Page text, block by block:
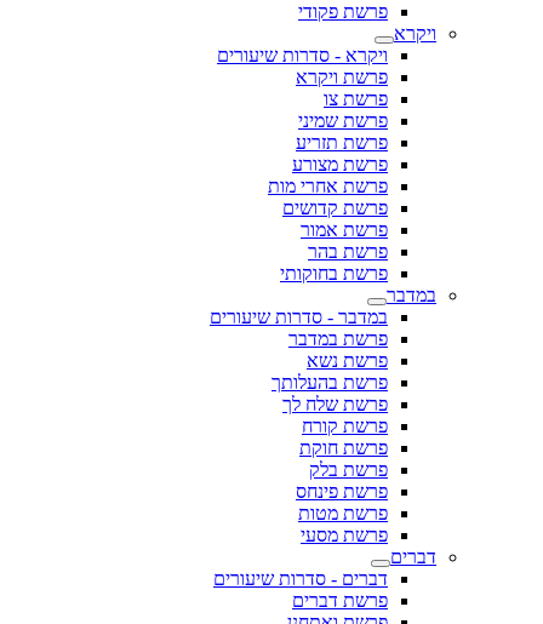
פרשת פקודי
ויקרא
ויקרא - סדרות שיעורים
פרשת ויקרא
פרשת צו
פרשת שמיני
פרשת תזריע
פרשת מצורע
פרשת אחרי מות
פרשת קדושים
פרשת אמור
פרשת בהר
פרשת בחוקותי
במדבר
במדבר - סדרות שיעורים
פרשת במדבר
פרשת נשא
פרשת בהעלותך
פרשת שלח לך
פרשת קורח
פרשת חוקת
פרשת בלק
פרשת פינחס
פרשת מטות
פרשת מסעי
דברים
דברים - סדרות שיעורים
פרשת דברים